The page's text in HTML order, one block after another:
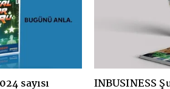
INBUSINESS Şubat Sayısı raflarda